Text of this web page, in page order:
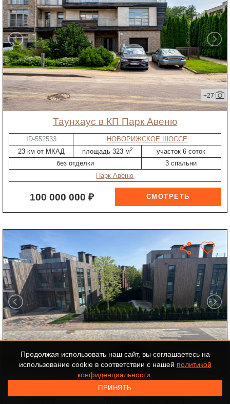
+27
таунхаус в КП Парк Авеню
ID-552533
НОВОРИЖСКОЕ ШОССЕ
23 км от МКАД
площадь 323 м2
участок 6 соток
без отделки
3 спальни
Парк Авеню
100 000 000 ₽
+11
таунхаус в КП Футуро Парк
Продолжая использовать наш сайт, вы соглашаетесь на
использование cookie в соответствии с нашей политикой
конфиденциальности
ПРИНЯТЬ